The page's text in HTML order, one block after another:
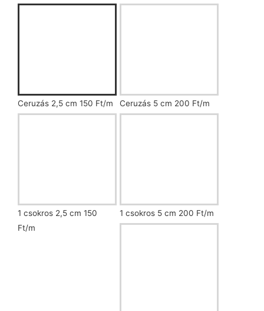
Ceruzás 2,5 cm 150 Ft/m Ceruzás 5 cm 200 Ft/m
1 csokros 2,5 cm 150
Ft/m
1 csokros 5 cm 200 Ft/m